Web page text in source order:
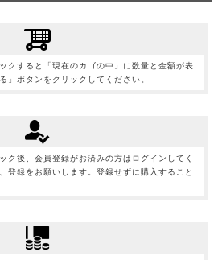
クすると「現在のカゴの中」に数量と金額が表
」ボタンをクリックしてください。
ク後、会員登録がお済みの方はログインしてく
登録をお願いします。登録せずに購入すること